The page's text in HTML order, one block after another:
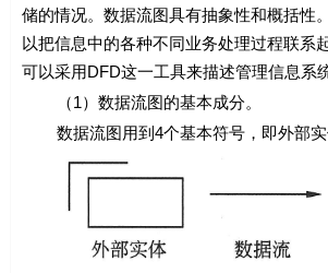
储的情况。数据流图具有抽象性和概括性
以把信息中的各种不同业务处理过程联系
可以采用DFD这一工具来描述管理信息系
（1）数据流图的基本成分。
数据流图用到4个基本符号，即外部实